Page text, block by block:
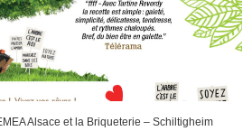
Alsace et la Briqueterie – Schiltigheim